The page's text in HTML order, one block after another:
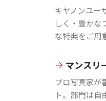
キヤノンユー
しく・豊かな
な特典をご用
マンスリ
プロ写真家が
ト。部門は自